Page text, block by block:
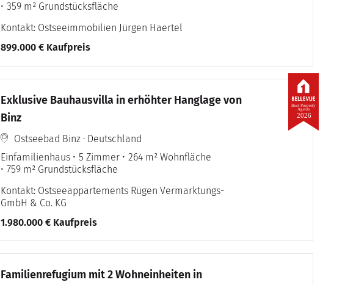
359 m² Grundstücksfläche
Kontakt: Ostseeimmobilien Jürgen Haertel
899.000 € Kaufpreis
Exklusive Bauhausvilla in erhöhter Hanglage von
Binz
Ostseebad Binz · Deutschland
Einfamilienhaus
5 Zimmer
264 m² Wohnfläche
759 m² Grundstücksfläche
Kontakt: Ostseeappartements Rügen Vermarktungs-
GmbH & Co. KG
1.980.000 € Kaufpreis
2026
Best Property
Agents
Familienrefugium mit 2 Wohneinheiten in